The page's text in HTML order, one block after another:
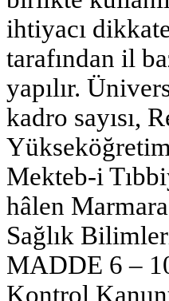
ihtiyacı
tarafından il
yapılır.
kadro sayısı,
Mekteb-i
hâlen
Sağlık
MADDE 6 –
Kontrol